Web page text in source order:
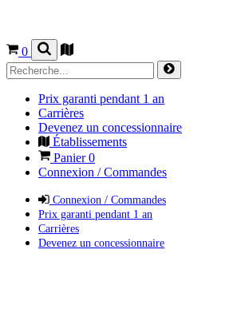
0
Prix garanti pendant 1 an
Carrières
Devenez un concessionnaire
Établissements
Panier0
Connexion / Commandes
Connexion / Commandes
Prix garanti pendant 1 an
Carrières
Devenez un concessionnaire